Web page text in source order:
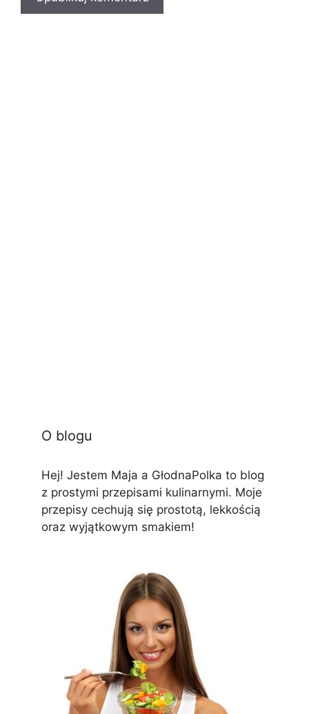
O blogu
Hej! Jestem Maja a GłodnaPolka to blog
z prostymi przepisami kulinarnymi. Moje
przepisy cechują się prostotą, lekkością
oraz wyjątkowym smakiem!